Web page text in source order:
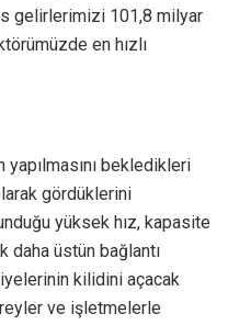
gelirlerimizi 101,8 milyar
en hızlı
bekledikleri
gördüklerini
yüksek hız, kapasite
üstün bağlantı
kilidini açacak
ve işletmelerle